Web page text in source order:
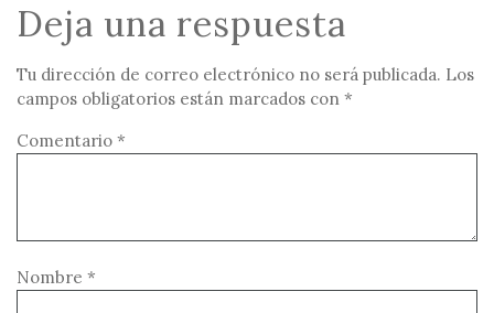
Deja una respuesta
Tu dirección de correo electrónico no será publicada. Los
campos obligatorios están marcados con *
Comentario *
Nombre *